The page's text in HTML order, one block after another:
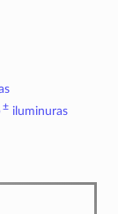
±iluminuras